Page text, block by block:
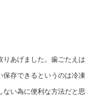
りあげました。歯ごたえは
保存できるというのは冷凍
ない為に便利な方法だと思